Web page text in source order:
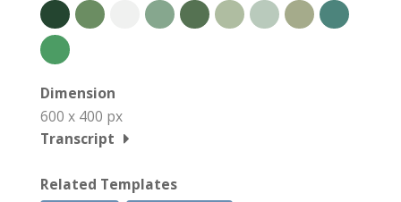
Dimension
600 x 400 px
Transcript
Related Templates